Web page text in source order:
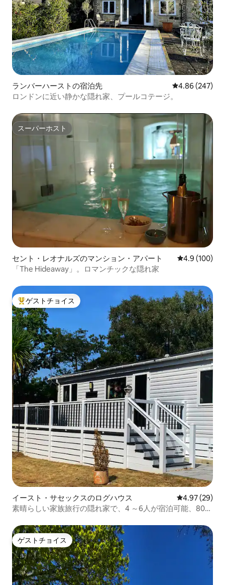
ランバーハーストの宿泊先 レビュー247
4.86 (247)
ロンドンに近い静かな隠れ家、プールコテージ。
スーパーホスト
スーパーホスト
セント・レオナルズのマンション・アパート レビュー100
4.9 (100)
「The Hideaway」。ロマンチックな隠れ家
大好評のゲストチョイスです。
ゲストチョイス
イースト・サセックスのログハウス レビュー29
4.97 (29)
素晴らしい家族旅行の隠れ家で、4 ～6人が宿泊可能、800
ゲストチョイス
ゲストチョイス